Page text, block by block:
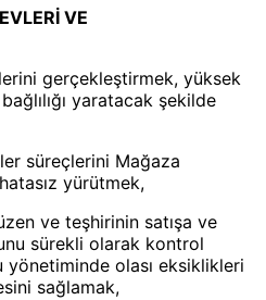
VE
gerçekleştirmek, yüksek
yaratacak şekilde
süreçlerini Mağaza
yürütmek,
ve teşhirinin satışa ve
sürekli olarak kontrol
olası eksiklikleri
sağlamak,